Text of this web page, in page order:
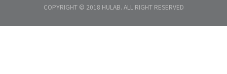
COPYRIGHT © 2018 HULAB. ALL RIGHT RESERVED